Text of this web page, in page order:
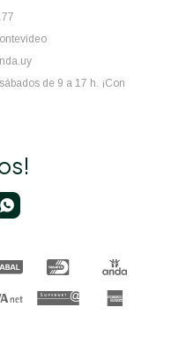
de 9 a 17 h. ¡Con
